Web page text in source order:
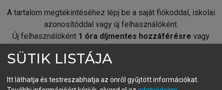
A tartalom megtekintéséhez lépj be a saját fiókoddal, iskolai
azonosítóddal vagy új felhasználóként.
Új felhasználóként 1 óra díjmentes hozzáférésre vagy
fiókoddal,vagy hozz létre új fiókot.
SÜTIK LISTÁJA
Itt láthatja és testreszabhatja az önről gyűjtött információkat.